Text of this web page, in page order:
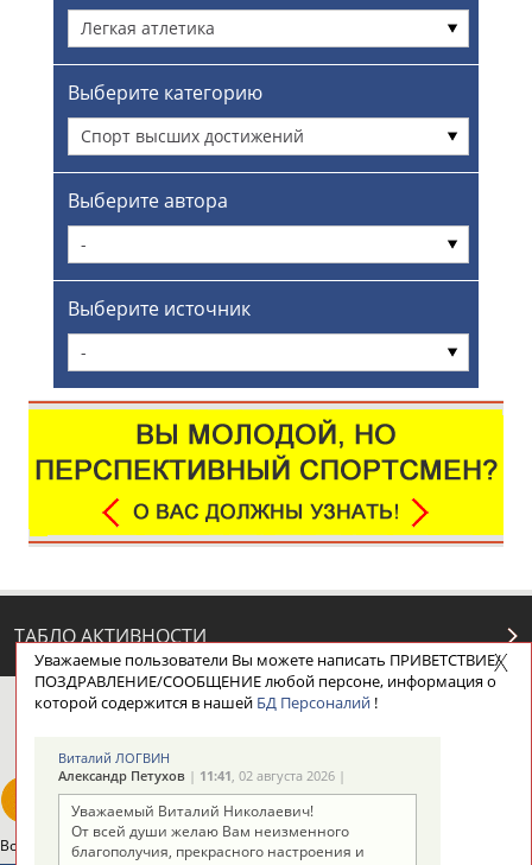
Легкая атлетика
Выберите категорию
Спорт высших достижений
Выберите автора
-
Выберите источник
-
ТАБЛО АКТИВНОСТИ
ЦЕЛИ ПРОЕКТА НАШИ КНОПКИ
Вопросы сотрудничества и совместной деятельности
Уважаемые пользователи Вы можете написать ПРИВЕТСТВИЕ/
ПОЗДРАВЛЕНИЕ/СООБЩЕНИЕ любой персоне, информация о
которой содержится в нашей БД Персоналий!
Виталий ЛОГВИН
Александр Петухов| 11:41, 02 августа 2026 |
Уважаемый Виталий Николаевич!
От всей души желаю Вам неизменного
благополучия, прекрасного настроения и